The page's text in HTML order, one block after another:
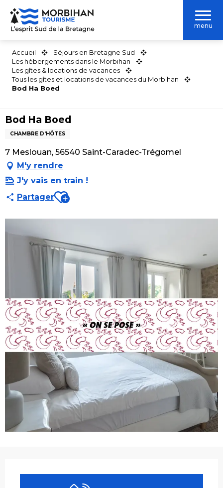
Aller
contenu
menu
Accueil
Séjours en Bretagne Sud
Les hébergements dans le Morbihan
Les gîtes & locations de vacances
Tous les gîtes et locations de vacances du Morbihan
Bod Ha Boed
Bod Ha Boed
CHAMBRE D'HÔTES
7 Meslouan, 56540 Saint-Caradec-Trégomel
M'y rendre
J'y vais en train !
PartagerAjouter aux favoris